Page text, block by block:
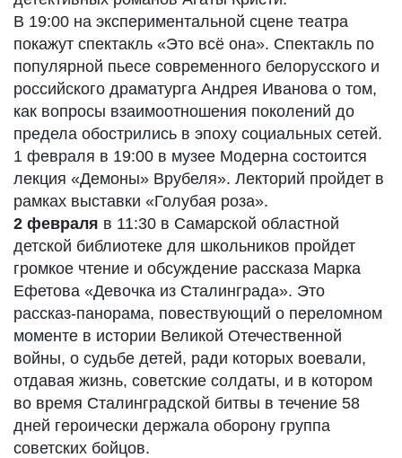
В 19:00 на экспериментальной сцене театра
покажут спектакль «Это всё она». Спектакль по
популярной пьесе современного белорусского и
российского драматурга Андрея Иванова о том,
как вопросы взаимоотношения поколений до
предела обострились в эпоху социальных сетей.
1 февраля в 19:00 в музее Модерна состоится
лекция «Демоны» Врубеля». Лекторий пройдет в
рамках выставки «Голубая роза».
2 февраля в 11:30 в Самарской областной
детской библиотеке для школьников пройдет
громкое чтение и обсуждение рассказа Марка
Ефетова «Девочка из Сталинграда». Это
рассказ-панорама, повествующий о переломном
моменте в истории Великой Отечественной
войны, о судьбе детей, ради которых воевали,
отдавая жизнь, советские солдаты, и в котором
во время Сталинградской битвы в течение 58
дней героически держала оборону группа
советских бойцов.